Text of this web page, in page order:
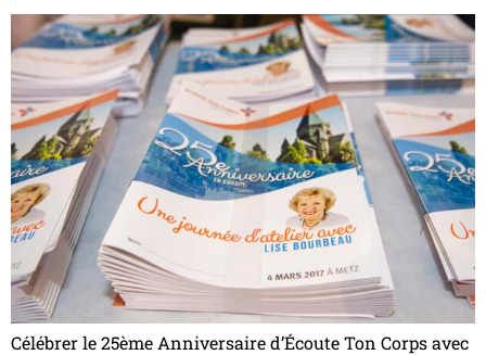
Célébrer le 25ème Anniversaire d’Écoute Ton Corps avec